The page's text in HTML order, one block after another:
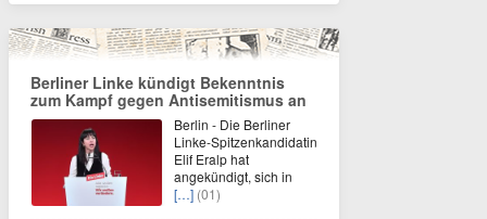
Berliner Linke kündigt Bekenntnis
zum Kampf gegen Antisemitismus an
Berlin - Die Berliner
Linke-Spitzenkandidatin
Elif Eralp hat
angekündigt, sich in
[…] (01)